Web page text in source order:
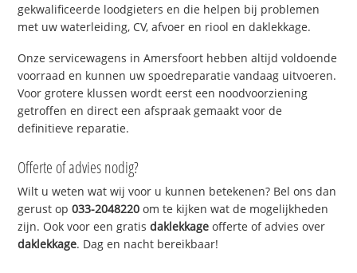
gekwalificeerde loodgieters en die helpen bij problemen
met uw waterleiding, CV, afvoer en riool en daklekkage.
Onze servicewagens in Amersfoort hebben altijd voldoende
voorraad en kunnen uw spoedreparatie vandaag uitvoeren.
Voor grotere klussen wordt eerst een noodvoorziening
getroffen en direct een afspraak gemaakt voor de
definitieve reparatie.
Offerte of advies nodig?
Wilt u weten wat wij voor u kunnen betekenen? Bel ons dan
gerust op033-2048220 om te kijken wat de mogelijkheden
zijn. Ook voor een gratisdaklekkage offerte of advies over
daklekkage. Dag en nacht bereikbaar!